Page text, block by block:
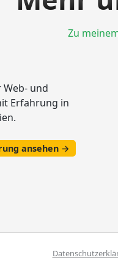
Zu
und
Erfahrung in
ansehen →